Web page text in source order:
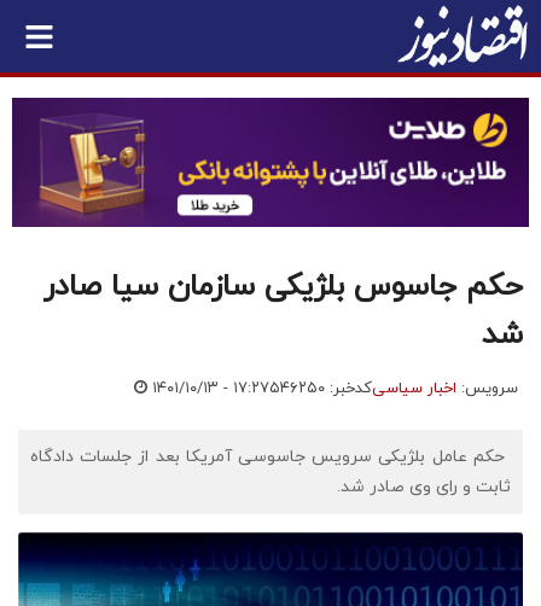
حکم جاسوس بلژیکی سازمان سیا صادر
شد
سرویس: اخبار سیاسیکدخبر: ۵۴۶۲۵۰ ۱۴۰۱/۱۰/۱۳ - ۱۷:۲۷
​ حکم عامل بلژیکی سرویس جاسوسی آمریکا بعد از جلسات دادگاه
ثابت و رای وی صادر شد.